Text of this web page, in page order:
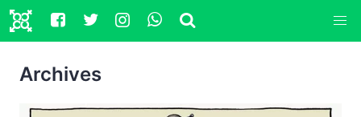
Archives